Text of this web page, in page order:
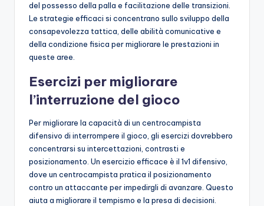
del possesso della palla e facilitazione delle transizioni.
Le strategie efficaci si concentrano sullo sviluppo della
consapevolezza tattica, delle abilità comunicative e
della condizione fisica per migliorare le prestazioni in
queste aree.
Esercizi per migliorare
l’interruzione del gioco
Per migliorare la capacità di un centrocampista
difensivo di interrompere il gioco, gli esercizi dovrebbero
concentrarsi su intercettazioni, contrasti e
posizionamento. Un esercizio efficace è il 1v1 difensivo,
dove un centrocampista pratica il posizionamento
contro un attaccante per impedirgli di avanzare. Questo
aiuta a migliorare il tempismo e la presa di decisioni.